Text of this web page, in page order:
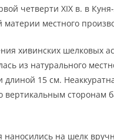
четверти XIX в. в
местного
хивинских шелковых
из натурального
длиной 15 см.
вертикальным сторонам
на шелк